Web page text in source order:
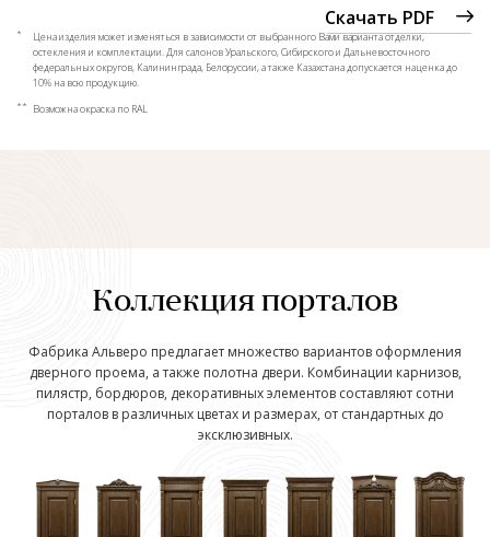
Скачать PDF
*
Цена изделия может изменяться в зависимости от выбранного Вами варианта отделки,
остекления и комплектации. Для салонов Уральского, Сибирского и Дальневосточного
федеральных округов, Калининграда, Белоруссии, а также Казахстана допускается наценка до
10% на всю продукцию.
** Возможна окраска по RAL
Коллекция порталов
Фабрика Альверо предлагает множество вариантов оформления
дверного проема, а также полотна двери. Комбинации карнизов,
пилястр, бордюров, декоративных элементов составляют сотни
порталов в различных цветах и размерах, от стандартных до
эксклюзивных.